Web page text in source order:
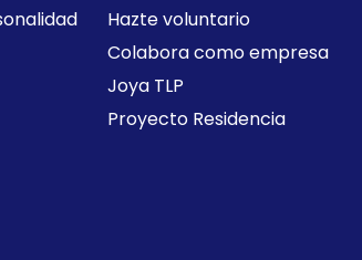
Hazte voluntario
Colabora como empresa
Joya TLP
Proyecto Residencia